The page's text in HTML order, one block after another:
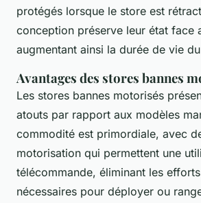
protégés lorsque le store est
conception préserve leur état face
augmentant ainsi la durée de vie
Avantages des stores bannes
Les stores bannes motorisés
atouts par rapport aux modèles
commodité est primordiale, avec
motorisation qui permettent une
télécommande, éliminant les
nécessaires pour déployer ou